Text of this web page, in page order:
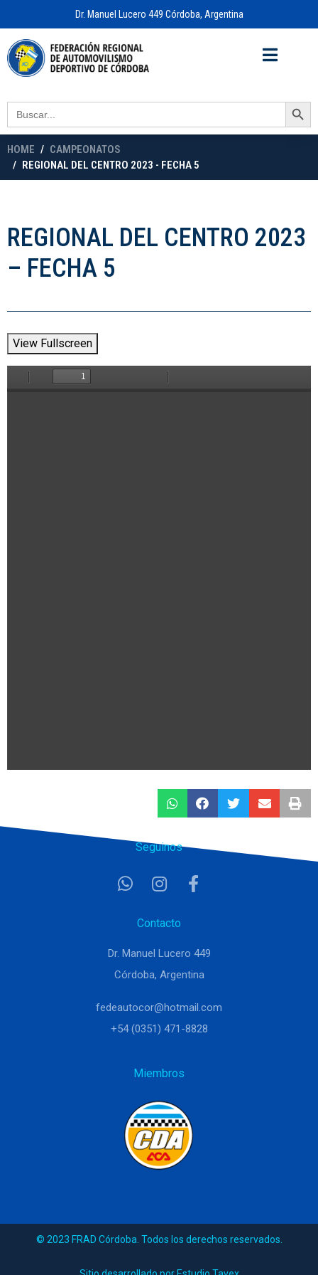
Dr. Manuel Lucero 449 Córdoba, Argentina
Search
for:
Search Button
HOME
CAMPEONATOS
REGIONAL DEL CENTRO 2023 - FECHA 5
REGIONAL DEL CENTRO 2023
– FECHA 5
View Fullscreen
Seguinos
Contacto
Dr. Manuel Lucero 449
Córdoba, Argentina
fedeautocor@hotmail.com
+54 (0351) 471-8828
Miembros
© 2023 FRAD Córdoba. Todos los derechos reservados.